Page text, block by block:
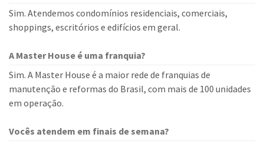
Sim. Atendemos condomínios residenciais, comerciais,
shoppings, escritórios e edifícios em geral.
A Master House é uma franquia?
Sim. A Master House é a maior rede de franquias de
manutenção e reformas do Brasil, com mais de 100 unidades
em operação.
Vocês atendem em finais de semana?